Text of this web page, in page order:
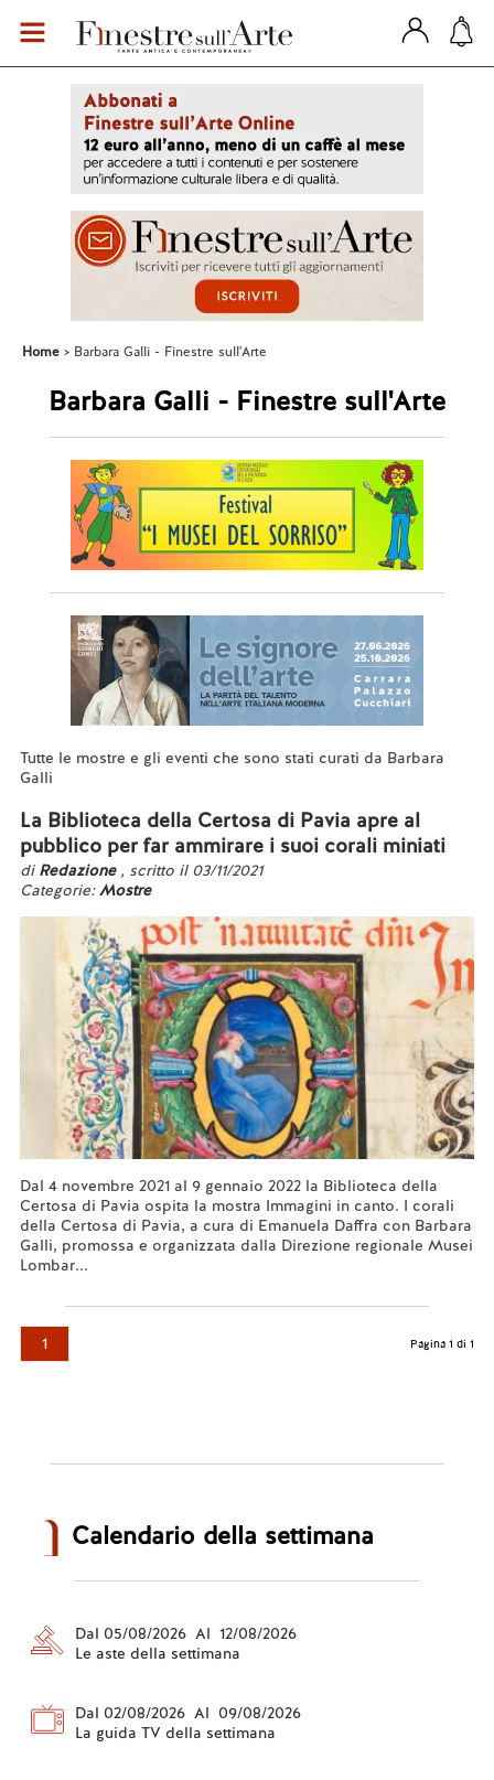
Home Barbara Galli - Finestre sull'Arte
Barbara Galli - Finestre sull'Arte
Tutte le mostre e gli eventi che sono stati curati da Barbara
Galli
La Biblioteca della Certosa di Pavia apre al
pubblico per far ammirare i suoi corali miniati
di Redazione , scritto il 03/11/2021
Categorie:Mostre
Dal 4 novembre 2021 al 9 gennaio 2022 la Biblioteca della
Certosa di Pavia ospita la mostra Immagini in canto. I corali
della Certosa di Pavia, a cura di Emanuela Daffra con Barbara
Galli, promossa e organizzata dalla Direzione regionale Musei
Lombar...
1 Pagina 1 di 1
Calendario della settimana
Dal 05/08/2026 Al 12/08/2026
Le aste della settimana
Dal 02/08/2026 Al 09/08/2026
La guida TV della settimana